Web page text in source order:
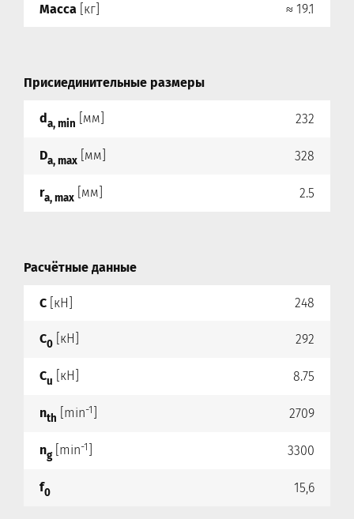
Масса [кг] ≈ 19.1
Присиединительные размеры
da, min [мм] 232
Da, max [мм] 328
ra, max [мм] 2.5
Расчётные данные
C [кН] 248
C0 [кН] 292
Cu [кН] 8.75
nth [min-1 2709
ng[min-1 3300
f0 15,6